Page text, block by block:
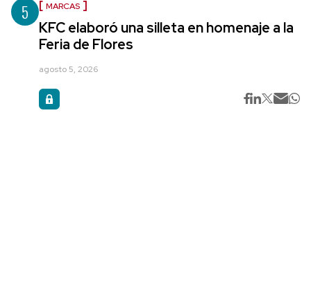
5 MARCAS
KFC elaboró una silleta en homenaje a la
Feria de Flores
agosto 5, 2026